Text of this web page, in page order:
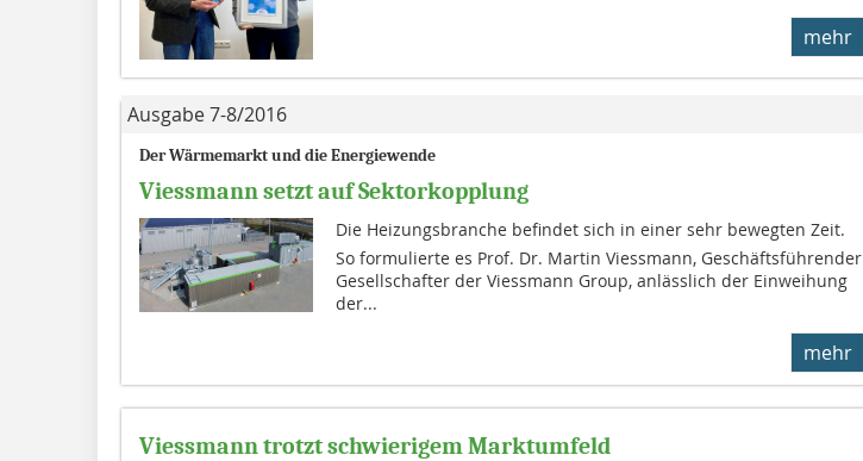
mehr
Ausgabe 7-8/2016
Der Wärmemarkt und die Energiewende
Viessmann setzt auf Sektorkopplung
Die Heizungsbranche befindet sich in einer sehr bewegten Zeit.
So formulierte es Prof. Dr. Martin Viessmann, Geschäftsführender
Gesellschafter der Viessmann Group, anlässlich der Einweihung
der...
mehr
Viessmann trotzt schwierigem Marktumfeld